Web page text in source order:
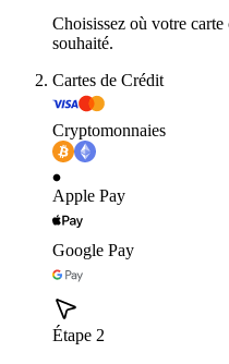
Choisissez où votre
souhaité.
Cartes de Crédit
Cryptomonnaies
Apple Pay
Google Pay
Étape 2